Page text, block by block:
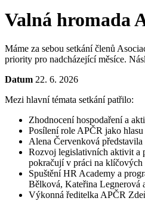
Valná hromada
Máme za sebou setkání členů
priority pro nadcházející měsíce.
Datum 22. 6. 2026
Mezi hlavní témata setkání patřilo:
Zhodnocení hospodaření a
Posílení role APČR jako
Alena Červenková
Rozvoj legislativních aktivit a
pokračují v práci na klíčových
Spuštění HR Academy a
Bělková, Kateřina Legnerová
Výkonná ředitelka APČR